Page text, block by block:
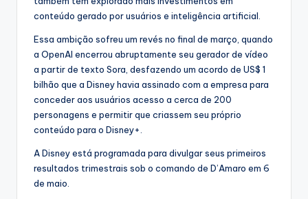
conteúdo gerado por usuários e inteligência artificial.
Essa ambição sofreu um revés no final de março, quando
a OpenAI encerrou abruptamente seu gerador de vídeo
a partir de texto Sora, desfazendo um acordo de US$ 1
bilhão que a Disney havia assinado com a empresa para
conceder aos usuários acesso a cerca de 200
personagens e permitir que criassem seu próprio
conteúdo para o Disney+.
A Disney está programada para divulgar seus primeiros
resultados trimestrais sob o comando de D’Amaro em 6
de maio.